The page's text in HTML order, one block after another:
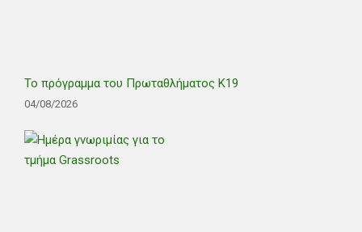
Το πρόγραμμα του Πρωταθλήματος Κ19
04/08/2026